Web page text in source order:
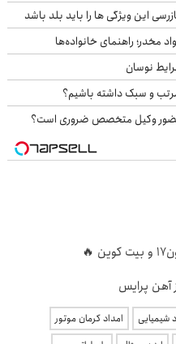
این ویژگی ها را باید بلد باشد
نوسان
و سبک داشته باشیم؟
حضور وکیل متخصص ضروری است؟
آهن پرایس
شیمیایی
امداد کرمان موتور